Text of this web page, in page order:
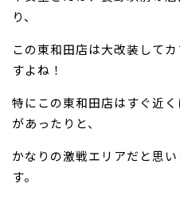
り、
この東和田店は大改装して
すよね！
特にこの東和田店はすぐ近
があったりと、
かなりの激戦エリアだと思
す。